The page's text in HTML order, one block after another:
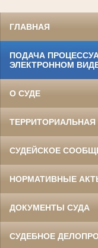
ГЛАВНАЯ
ПОДАЧА
ЭЛЕКТРОННОМ
О СУДЕ
СУДЕЙСКОЕ
НОРМАТИВНЫЕ
ДОКУМЕНТЫ СУДА
СУДЕБНОЕ